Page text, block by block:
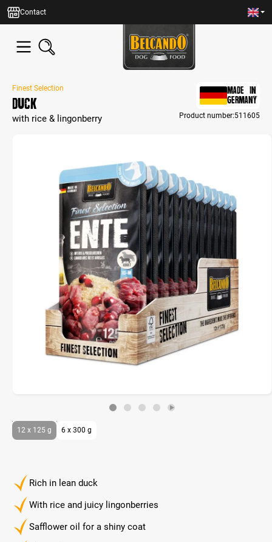
content
Contact
Finest Selection
Duck
with rice & lingonberry
MADE IN
GERMANY
Product number:511605
Rich in lean duck
With rice and juicy lingonberries
Safflower oil for a shiny coat
12 x 125 g 6 x 300 g